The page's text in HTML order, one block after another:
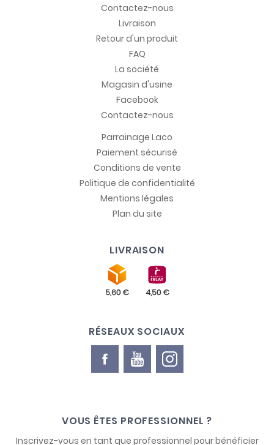
Contactez-nous
Livraison
Retour d'un produit
FAQ
La société
Magasin d'usine
Facebook
Contactez-nous
Parrainage Laco
Paiement sécurisé
Conditions de vente
Politique de confidentialité
Mentions légales
Plan du site
LIVRAISON
RÉSEAUX SOCIAUX
VOUS ÊTES PROFESSIONNEL ?
Inscrivez-vous en tant que professionnel pour bénéficier